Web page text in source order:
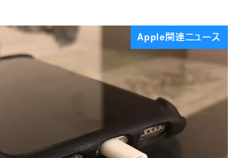
Apple関連ニュース